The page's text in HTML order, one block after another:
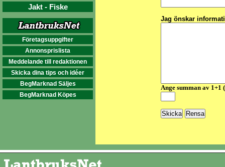
Jakt - Fiske
Företagsuppgifter
Annonsprislista
Meddelande till redaktionen
Skicka dina tips och idéer
BegMarknad Säljes
BegMarknad Köpes
Jag önskar
Ange summan av 1+1